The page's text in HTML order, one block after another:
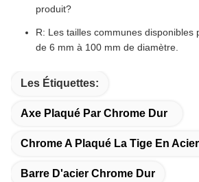
produit?
R: Les tailles communes disponibles
de 6 mm à 100 mm de diamètre.
Les Étiquettes:
Axe Plaqué Par Chrome Dur
Chrome A Plaqué La Tige En Acier
Barre D'acier Chrome Dur